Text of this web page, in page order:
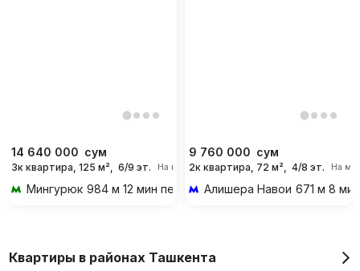
14 640 000 сум
3к квартира, 125 м², 6/9 эт. На месяц
Мингурюк 984 м 12 мин пешком
9 760 000 сум
2к квартира, 72 м², 4/8 эт. На
Алишера Навои 671 м 8
Квартиры в районах Ташкента